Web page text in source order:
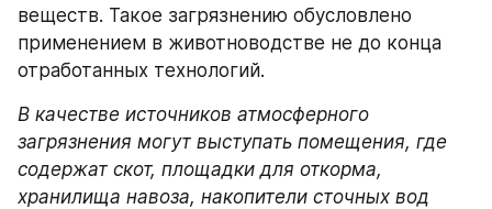
веществ. Такое загрязнению обусловлено
применением в животноводстве не до конца
отработанных технологий.
В качестве источников атмосферного
загрязнения могут выступать помещения, где
содержат скот, площадки для откорма,
хранилища навоза, накопители сточных вод